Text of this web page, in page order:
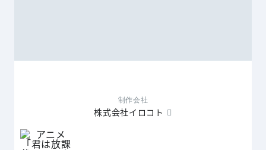
制作会社
株式会社イロコト